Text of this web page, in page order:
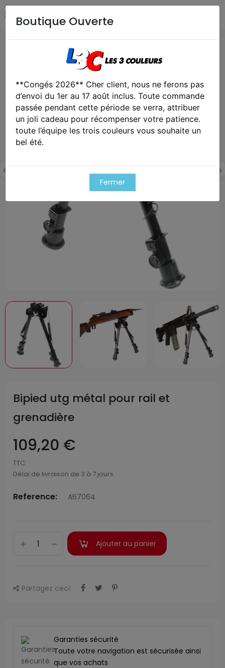
Airsoft / Paintball
Bipied utg métal pour rail et grenadière
Exclusivité web !
Bipied utg métal pour rail et
grenadière
109,20 €
TTC
Délai de livraison de 3 à 7 jours.
Reference: A67064
Ajouter au panier
Partagez ceci:
Garanties sécurité
Toute votre navigation est sécurisée ainsi
que vos achats
Boutique Ouverte
**Congés 2026** Cher client, nous ne ferons pas
d’envoi du 1er au 17 août inclus. Toute commande
passée pendant cette période se verra, attribuer
un joli cadeau pour récompenser votre patience.
toute l’équipe les trois couleurs vous souhaite un
bel été.
Fermer